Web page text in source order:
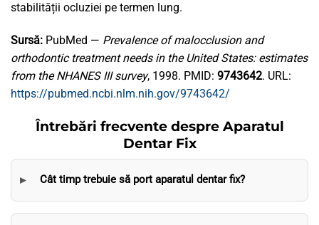
stabilității ocluziei pe termen lung.
Sursă: PubMed — Prevalence of malocclusion and
orthodontic treatment needs in the United States: estimates
from the NHANES III survey, 1998. PMID: 9743642. URL:
https://pubmed.ncbi.nlm.nih.gov/9743642/
Întrebări frecvente despre Aparatul
Dentar Fix
Cât timp trebuie să port aparatul dentar fix?